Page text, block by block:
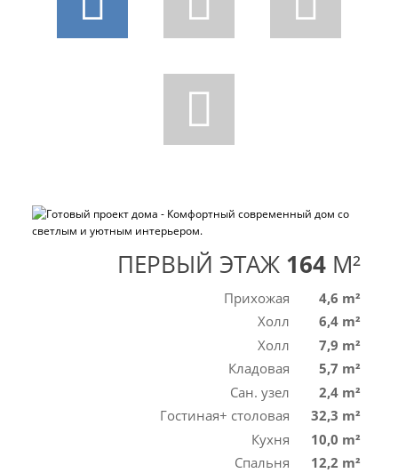
ПЕРВЫЙ ЭТАЖ 164 M²
Прихожая
4,6 m²
Холл
6,4 m²
Холл
7,9 m²
Кладовая
5,7 m²
Сан. узел
2,4 m²
Гостиная+ столовая
32,3 m²
Кухня
10,0 m²
Спальня
12,2 m²